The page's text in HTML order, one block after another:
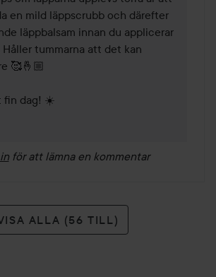
en mild läppscrubb och därefter
läppbalsam innan du applicerar
Håller tummarna att det kan
🥰🤞🏼
fin dag! ☀️
för att lämna en kommentar
ALLA (56 TILL)